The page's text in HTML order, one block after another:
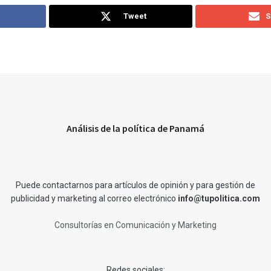
Tweet
Análisis de la política de Panamá
Puede contactarnos para artículos de opinión y para gestión de
publicidad y marketing al correo electrónico info@tupolitica.com
Consultorías en Comunicación y Marketing